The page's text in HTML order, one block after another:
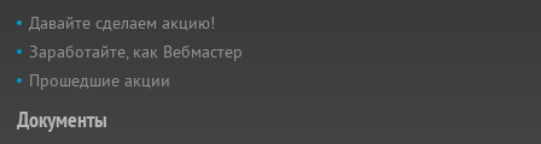
Давайте сделаем акцию!
Заработайте, как Вебмастер
Прошедшие акции
Документы